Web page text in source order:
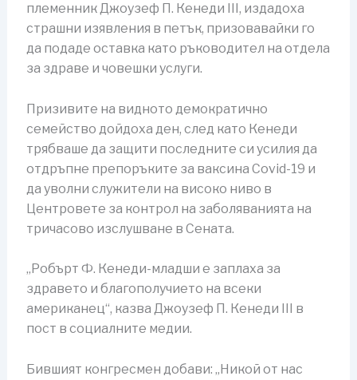
племенник Джоузеф П. Кенеди III, издадоха
страшни изявления в петък, призовавайки го
да подаде оставка като ръководител на отдела
за здраве и човешки услуги.
Призивите на видното демократично
семейство дойдоха ден, след като Кенеди
трябваше да защити последните си усилия да
отдръпне препоръките за ваксина Covid-19 и
да уволни служители на високо ниво в
Центровете за контрол на заболяванията на
тричасово изслушване в Сената.
„Робърт Ф. Кенеди-младши е заплаха за
здравето и благополучието на всеки
американец“, казва Джоузеф П. Кенеди III в
пост в социалните медии.
Бившият конгресмен добави: „Никой от нас